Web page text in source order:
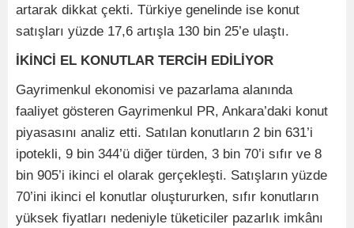
artarak dikkat çekti. Türkiye genelinde ise konut
satışları yüzde 17,6 artışla 130 bin 25’e ulaştı.
İKİNCİ EL KONUTLAR TERCİH EDİLİYOR
Gayrimenkul ekonomisi ve pazarlama alanında
faaliyet gösteren Gayrimenkul PR, Ankara’daki konut
piyasasını analiz etti. Satılan konutların 2 bin 631’i
ipotekli, 9 bin 344’ü diğer türden, 3 bin 70’i sıfır ve 8
bin 905’i ikinci el olarak gerçekleşti. Satışların yüzde
70’ini ikinci el konutlar oluştururken, sıfır konutların
yüksek fiyatları nedeniyle tüketiciler pazarlık imkânı